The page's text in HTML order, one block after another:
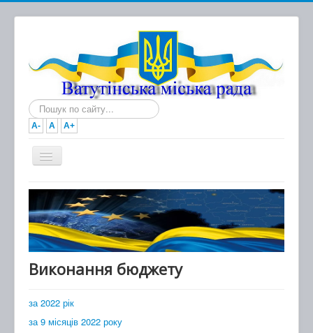
Пошук...
A- A A+
Головна
Новини
Документи
Про місто та громаду
Виконання бюджету
за 2022 рік
за 9 місяців 2022 року